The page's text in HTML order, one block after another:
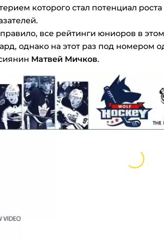
которого стал потенциал
все рейтинги юниоров в
однако на этот раз под номером
Матвей Мичков.